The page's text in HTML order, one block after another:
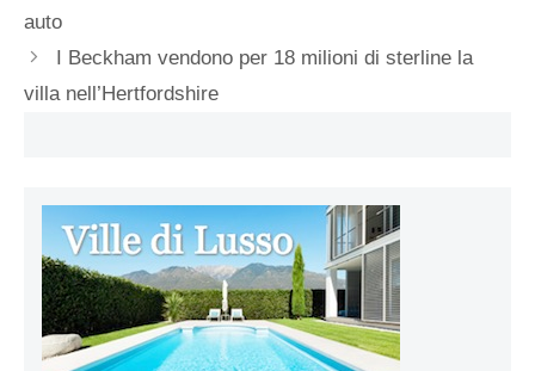
auto
I Beckham vendono per 18 milioni di sterline la
villa nell’Hertfordshire